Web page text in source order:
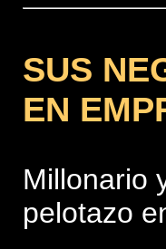
SUS
EN
Millonario
pelotazo